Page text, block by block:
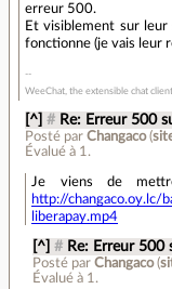
erreur 500.
Et visiblement sur
fonctionne (je vais leur
WeeChat, the extensible chat client
[^] # Re: Erreur 500
Posté parChangaco(
Évalué à 1 .
Je viens de
http://changaco.oy.lc/
liberapay.mp4
[^] # Re: Erreur 500
Posté par Changaco(
Évalué à 1.